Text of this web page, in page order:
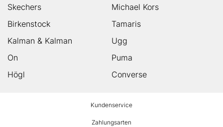
Skechers
Michael Kors
Birkenstock
Tamaris
Kalman & Kalman
Ugg
On
Puma
Högl
Converse
Kundenservice
Zahlungsarten